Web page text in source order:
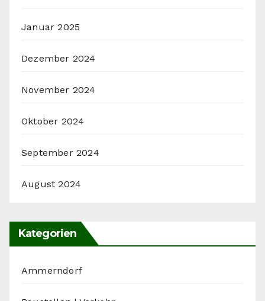
Januar 2025
Dezember 2024
November 2024
Oktober 2024
September 2024
August 2024
Kategorien
Ammerndorf